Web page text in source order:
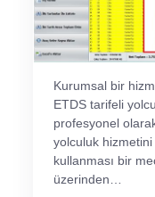
Kurumsal bir
ETDS tarifeli
profesyonel
yolculuk
kullanması bir
üzerinden…